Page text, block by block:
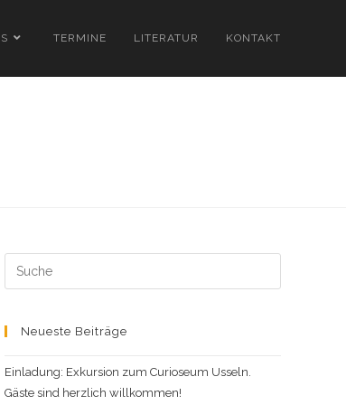
TERMINE LITERATUR KONTAKT
Search
this
Neueste Beiträge
Einladung: Exkursion zum Curioseum Usseln.
Gäste sind herzlich willkommen!